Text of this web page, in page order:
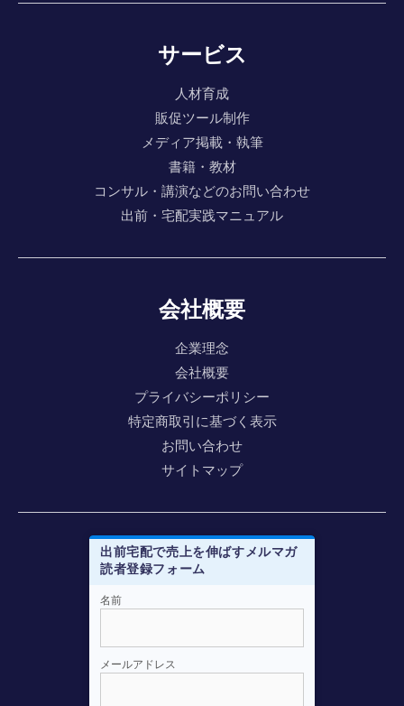
サービス
人材育成
販促ツール制作
メディア掲載・執筆
書籍・教材
コンサル・講演などのお問い合わせ
出前・宅配実践マニュアル
会社概要
企業理念
会社概要
プライバシーポリシー
特定商取引に基づく表示
お問い合わせ
サイトマップ
出前宅配で売上を伸ばすメルマガ
読者登録フォーム
名前
メールアドレス
e-mail*